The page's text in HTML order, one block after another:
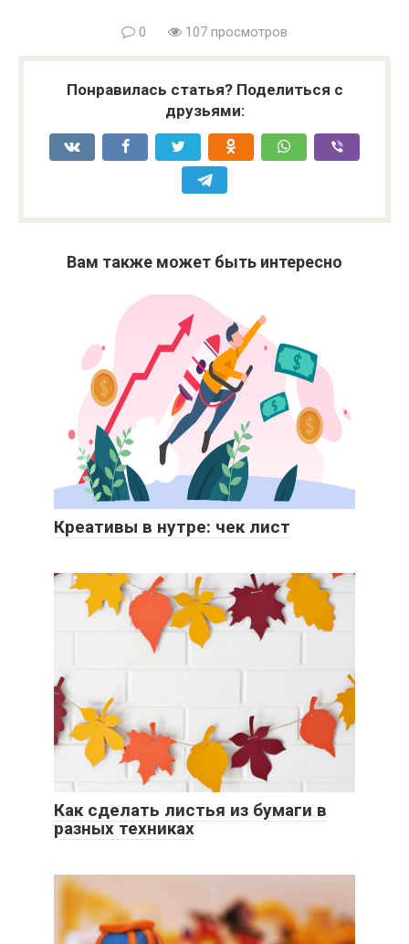
0 107 просмотров
Понравилась статья? Поделиться с
друзьями:
Вам также может быть интересно
Креативы в нутре: чек лист
Как сделать листья из бумаги в
разных техниках